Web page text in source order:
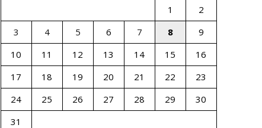
1
2
3
4 5 6 7 8
9
10
11 12 13 14 15
16
17
18 19 20 21 22
23
24
25 26 27 28 29
30
31